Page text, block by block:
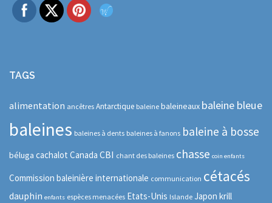
TAGS
alimentation ancêtres Antarctique baleine baleineaux baleine bleue
baleines baleines à dents baleines à fanons baleine à bosse
béluga cachalot Canada CBI chant des baleines chasse coin enfants
Commission baleinière internationale communication cétacés
dauphin enfants espèces menacées Etats-Unis Islande Japon krill